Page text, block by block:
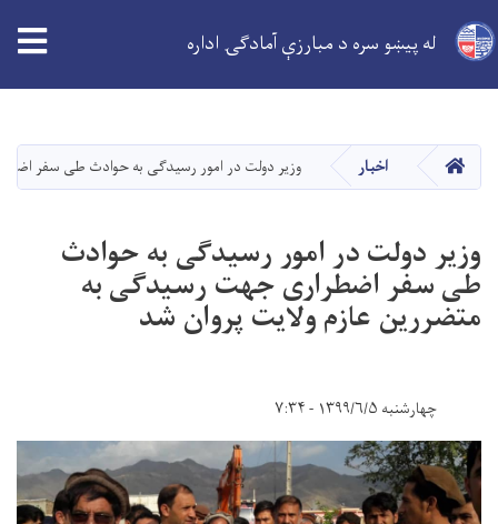
دانګل
له پیښو سره د مبارزې آمادګۍ اداره
کور اخبار وزیر دولت در امور رسیدگی به حوادث طی سفر
وزیر دولت در امور رسیدگی به حوادث
طی سفر اضطراری جهت رسیدگی به
متضررین عازم ولایت پروان شد
چهارشنبه ۱۳۹۹/۶/۵ - ۷:۳۴